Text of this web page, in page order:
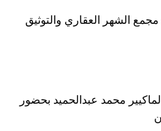
مجمع الشهر العقاري والتوثيق
محمد عبدالحميد بحضور